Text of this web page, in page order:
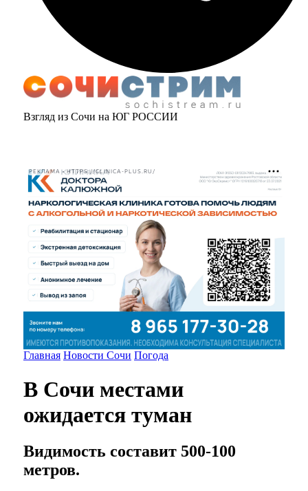
Взгляд из Сочи на ЮГ РОССИИ
РЕКЛАМА • HTTPS://CLINICA-PLUS.RU/
Главная Новости Сочи Погода
В Сочи местами
ожидается туман
Видимость составит 500-100
метров.